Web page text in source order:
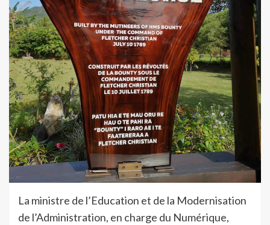
La ministre de l’Education et de la Modernisation
de l’Administration, en charge du Numérique,